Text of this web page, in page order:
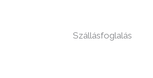
Szállásfoglalás